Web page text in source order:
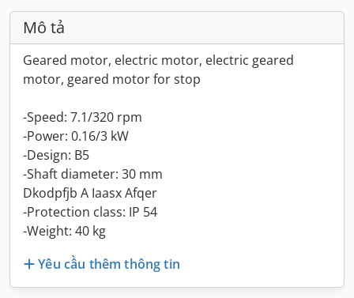
Mô tả
Geared motor, electric motor, electric geared
motor, geared motor for stop
-Speed: 7.1/320 rpm
-Power: 0.16/3 kW
-Design: B5
-Shaft diameter: 30 mm
Dkodpfjb A Iaasx Afqer
-Protection class: IP 54
-Weight: 40 kg
Yêu cầu thêm thông tin